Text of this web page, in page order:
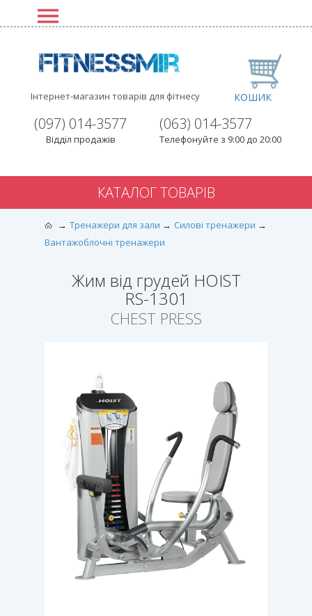
Інтернет-магазин товарів для фітнесу
(063) 014-3577
Телефонуйте з 9:00 до 20:00
(097) 014-3577
Відділ продажів
КОШИК
КАТАЛОГ ТОВАРІВ
Тренажери для зали
Силові тренажери
Вантажоблочні тренажери
Жим від грудей HOIST
RS-1301
CHEST PRESS